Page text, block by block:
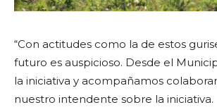
“Con actitudes como la de estos
futuro es auspicioso. Desde el
la iniciativa y acompañamos
nuestro intendente sobre la iniciativa.